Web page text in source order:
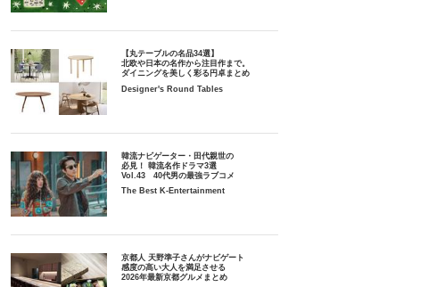
【丸テーブルの名品34選】
北欧や日本の名作から注目作まで。
ダイニングを美しく彩る円卓まとめ
Designer's Round Tables
韓流ナビゲーター・田代親世の
必見！ 韓流名作ドラマ3選
Vol.43 40代男の最強ラブコメ
The Best K-Entertainment
京都人 天野準子さんがナビゲート
感度の高い大人を満足させる
2026年最新京都グルメまとめ